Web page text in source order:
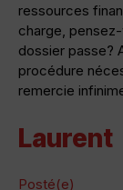
ressources
charge,
dossier passe?
procédure
remercie
Laurent
Posté(e)